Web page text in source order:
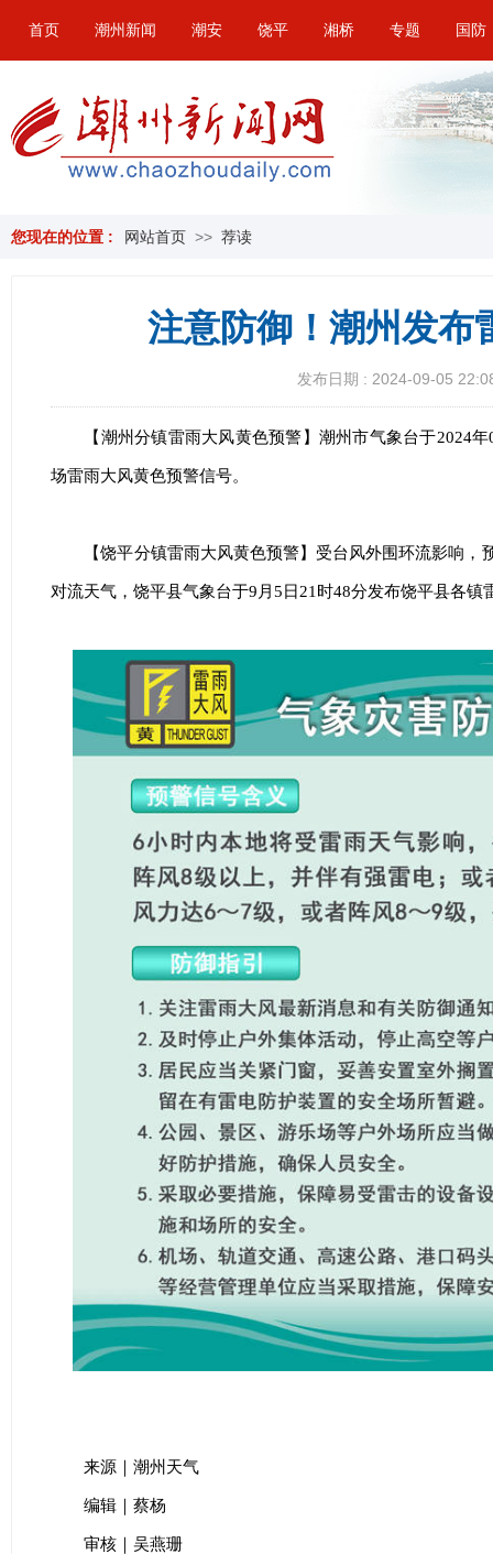
首页 潮州新闻 潮安 饶平 湘桥 专题 国防
您现在的位置 : 网站首页 >> 荐读
注意防御！潮州发布
发布日期 : 2024-09-05
【潮州分镇雷雨大风黄色预警】潮州市气象台于2024
场雷雨大风黄色预警信号。
【饶平分镇雷雨大风黄色预警】受台风外围环流影响
对流天气，饶平县气象台于9月5日21时48分发布饶平县各镇
来源｜潮州天气
编辑｜蔡杨
审核｜吴燕珊